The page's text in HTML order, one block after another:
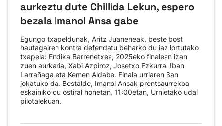
aurkeztu dute Chillida Lekun, espero
bezala Imanol Ansa gabe
Egungo txapeldunak, Aritz Juaneneak, beste bost
hautagairen kontra defendatu beharko du iaz lortutako
txapela: Endika Barrenetxea, 2025eko finalean izan
zuen aurkaria, Xabi Azpiroz, Josetxo Ezkurra, Iban
Larrañaga eta Kemen Aldabe. Finala urriaren 3an
jokatuko da. Bestalde, Imanol Ansak prentsaurrekoa
eskainiko du ostiral honetan, 11:00etan, Urnietako udal
pilotalekuan.